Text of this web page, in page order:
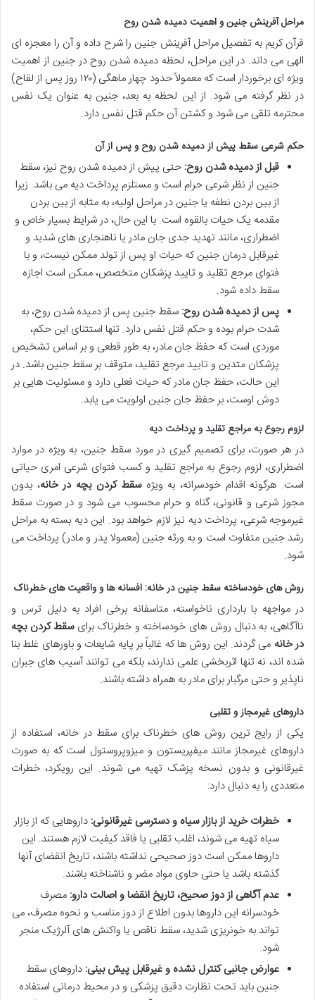
مراحل آفرینش جنین و اهمیت دمیده شدن روح
قرآن کریم به تفصیل مراحل آفرینش جنین را شرح داده و آن را معجزه ای
الهی می داند. در این مراحل، لحظه دمیده شدن روح در جنین از اهمیت
ویژه ای برخوردار است که معمولاً حدود چهار ماهگی (۱۲۰ روز پس از لقاح)
در نظر گرفته می شود. از این لحظه به بعد، جنین به عنوان یک نفس
محترمه تلقی می شود و کشتن آن حکم قتل نفس دارد.
حکم شرعی سقط پیش از دمیده شدن روح و پس از آن
قبل از دمیده شدن روح: حتی پیش از دمیده شدن روح نیز، سقط
جنین از نظر شرعی حرام است و مستلزم پرداخت دیه می باشد. زیرا
از بین بردن نطفه یا جنین در مراحل اولیه، به مثابه از بین بردن
مقدمه یک حیات بالقوه است. با این حال، در شرایط بسیار خاص و
اضطراری، مانند تهدید جدی جان مادریا ناهنجاری های شدید و
غیرقابل درمان جنین که حیات او پس از تولد ممکن نیست، وبا
فتوای مرجع تقلید و تایید پزشکان متخصص، ممکن است اجازه
سقط داده شود.
پس از دمیده شدن روح: سقط جنین پس از دمیده شدن روح، به
شدت حرام بوده و حکم قتل نفس دارد. تنها استثنای این حکم،
موردی است که حفظ جان مادر، به طور قطعی و بر اساس تشخیص
پزشکان متدین و تایید مرجع تقلید، متوقف بر سقط جنین باشد. در
این حالت، حفظ جان مادر که حیات فعلی دارد و مسئولیت هایی بر
دوش اوست، بر حفظ جان جنین اولویت می یابد.
لزوم رجوع به مراجع تقلید و پرداخت دیه
در هر صورت، برای تصمیم گیری در مورد سقط جنین، به ویژه در موارد
اضطراری، لزوم رجوع به مراجع تقلید و کسب فتوای شرعی امری حیاتی
است. هرگونه اقدام خودسرانه، به ویژهسقط کردن بچه در خانه، بدون
مجوز شرعی و قانونی، گناه و حرام محسوب می شود و در صورت سقط
غیرموجه شرعی، پرداخت دیه نیز لازم خواهد بود. این دیه بسته به مراحل
رشد جنین متفاوت است و به ورثه جنین (معمولا پدر و مادر) پرداخت می
شود.
روش های خودساخته سقط جنین در خانه: افسانه ها و واقعیت های خطرناک
در مواجهه با بارداری ناخواسته، متاسفانه برخی افراد به دلیل ترس و
ناآگاهی، به دنبال روش های خودساخته و خطرناک برایسقط کردن بچه
در خانه می گردند. این روش ها که غالباً بر پایه شایعات و باورهای غلط بنا
شده اند، نه تنها اثربخشی علمی ندارند، بلکه می توانند آسیب های جبران
ناپذیر و حتی مرگبار برای مادر به همراه داشته باشند.
داروهای غیرمجاز و تقلبی
یکی از رایج ترین روش های خطرناک برای سقط در خانه، استفاده از
داروهای غیرمجاز مانند میفپریستون و میزوپروستول است که به صورت
غیرقانونی و بدون نسخه پزشک تهیه می شوند. این رویکرد، خطرات
متعددی را به دنبال دارد:
خطرات خرید از بازار سیاه و دسترسی غیرقانونی: داروهایی که از بازار
سیاه تهیه می شوند، اغلب تقلبی یا فاقد کیفیت لازم هستند. این
داروها ممکن است دوز صحیحی نداشته باشند، تاریخ انقضای آنها
گذشته باشد یا حتی حاوی مواد مضر و ناشناخته باشند.
عدم آگاهی از دوز صحیح، تاریخ انقضا و اصالت دارو: مصرف
خودسرانه این داروها بدون اطلاع از دوز مناسب و نحوه مصرف، می
تواند به خونریزی شدید، سقط ناقص یا واکنش های آلرژیک منجر
شود.
عوارض جانبی کنترل نشده و غیرقابل پیش بینی: داروهای سقط
جنین باید تحت نظارت دقیق پزشکی و در محیط درمانی استفاده